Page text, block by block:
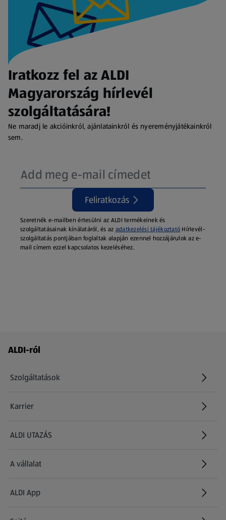
Iratkozz fel az ALDI
Magyarország hírlevél
szolgáltatására!
Ne maradj le akcióinkról, ajánlatainkról és nyereményjátékainkról
sem.
Feliratkozás
Szeretnék e-mailben értesülni az ALDI termékeinek és
szolgáltatásainak kínálatáról, és az adatkezelési tájékoztató Hírlevél-
szolgáltatás pontjában foglaltak alapján ezennel hozzájárulok az e-
mail címem ezzel kapcsolatos kezeléséhez.
Láblécmenü - további linkek
ALDI-ról
Szolgáltatások
Karrier
(új oldalon nyílik meg)
ALDI UTAZÁS
(új oldalon nyílik meg)
A vállalat
ALDI App